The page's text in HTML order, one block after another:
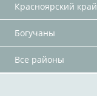
Красноярский край
Богучаны
Все районы